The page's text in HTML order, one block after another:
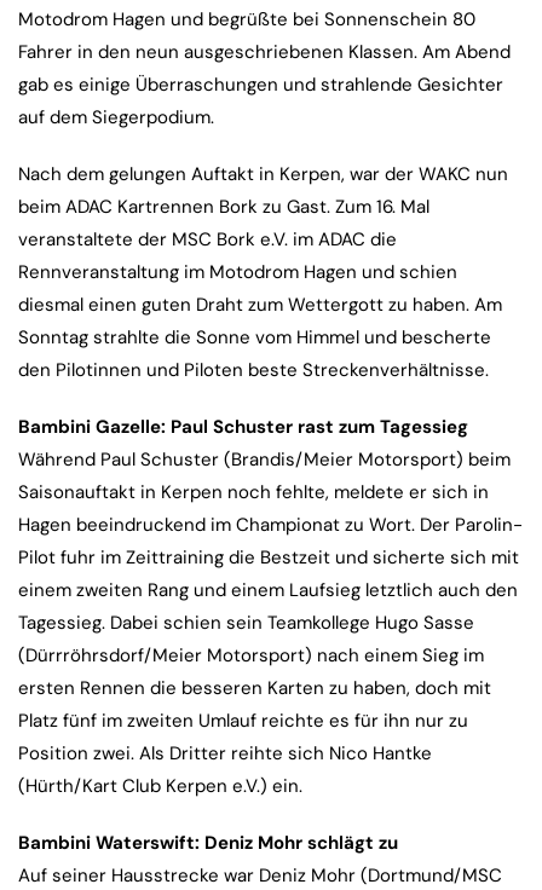
Motodrom Hagen und begrüßte bei Sonnenschein 80
Fahrer in den neun ausgeschriebenen Klassen. Am Abend
gab es einige Überraschungen und strahlende Gesichter
auf dem Siegerpodium.
Nach dem gelungen Auftakt in Kerpen, war der WAKC nun
beim ADAC Kartrennen Bork zu Gast. Zum 16. Mal
veranstaltete der MSC Bork e.V. im ADAC die
Rennveranstaltung im Motodrom Hagen und schien
diesmal einen guten Draht zum Wettergott zu haben. Am
Sonntag strahlte die Sonne vom Himmel und bescherte
den Pilotinnen und Piloten beste Streckenverhältnisse.
Bambini Gazelle: Paul Schuster rast zum Tagessieg
Während Paul Schuster (Brandis/Meier Motorsport) beim
Saisonauftakt in Kerpen noch fehlte, meldete er sich in
Hagen beeindruckend im Championat zu Wort. Der Parolin-
Pilot fuhr im Zeittraining die Bestzeit und sicherte sich mit
einem zweiten Rang und einem Laufsieg letztlich auch den
Tagessieg. Dabei schien sein Teamkollege Hugo Sasse
(Dürrröhrsdorf/Meier Motorsport) nach einem Sieg im
ersten Rennen die besseren Karten zu haben, doch mit
Platz fünf im zweiten Umlauf reichte es für ihn nur zu
Position zwei. Als Dritter reihte sich Nico Hantke
(Hürth/Kart Club Kerpen e.V.) ein.
Bambini Waterswift: Deniz Mohr schlägt zu
Auf seiner Hausstrecke war Deniz Mohr (Dortmund/MSC